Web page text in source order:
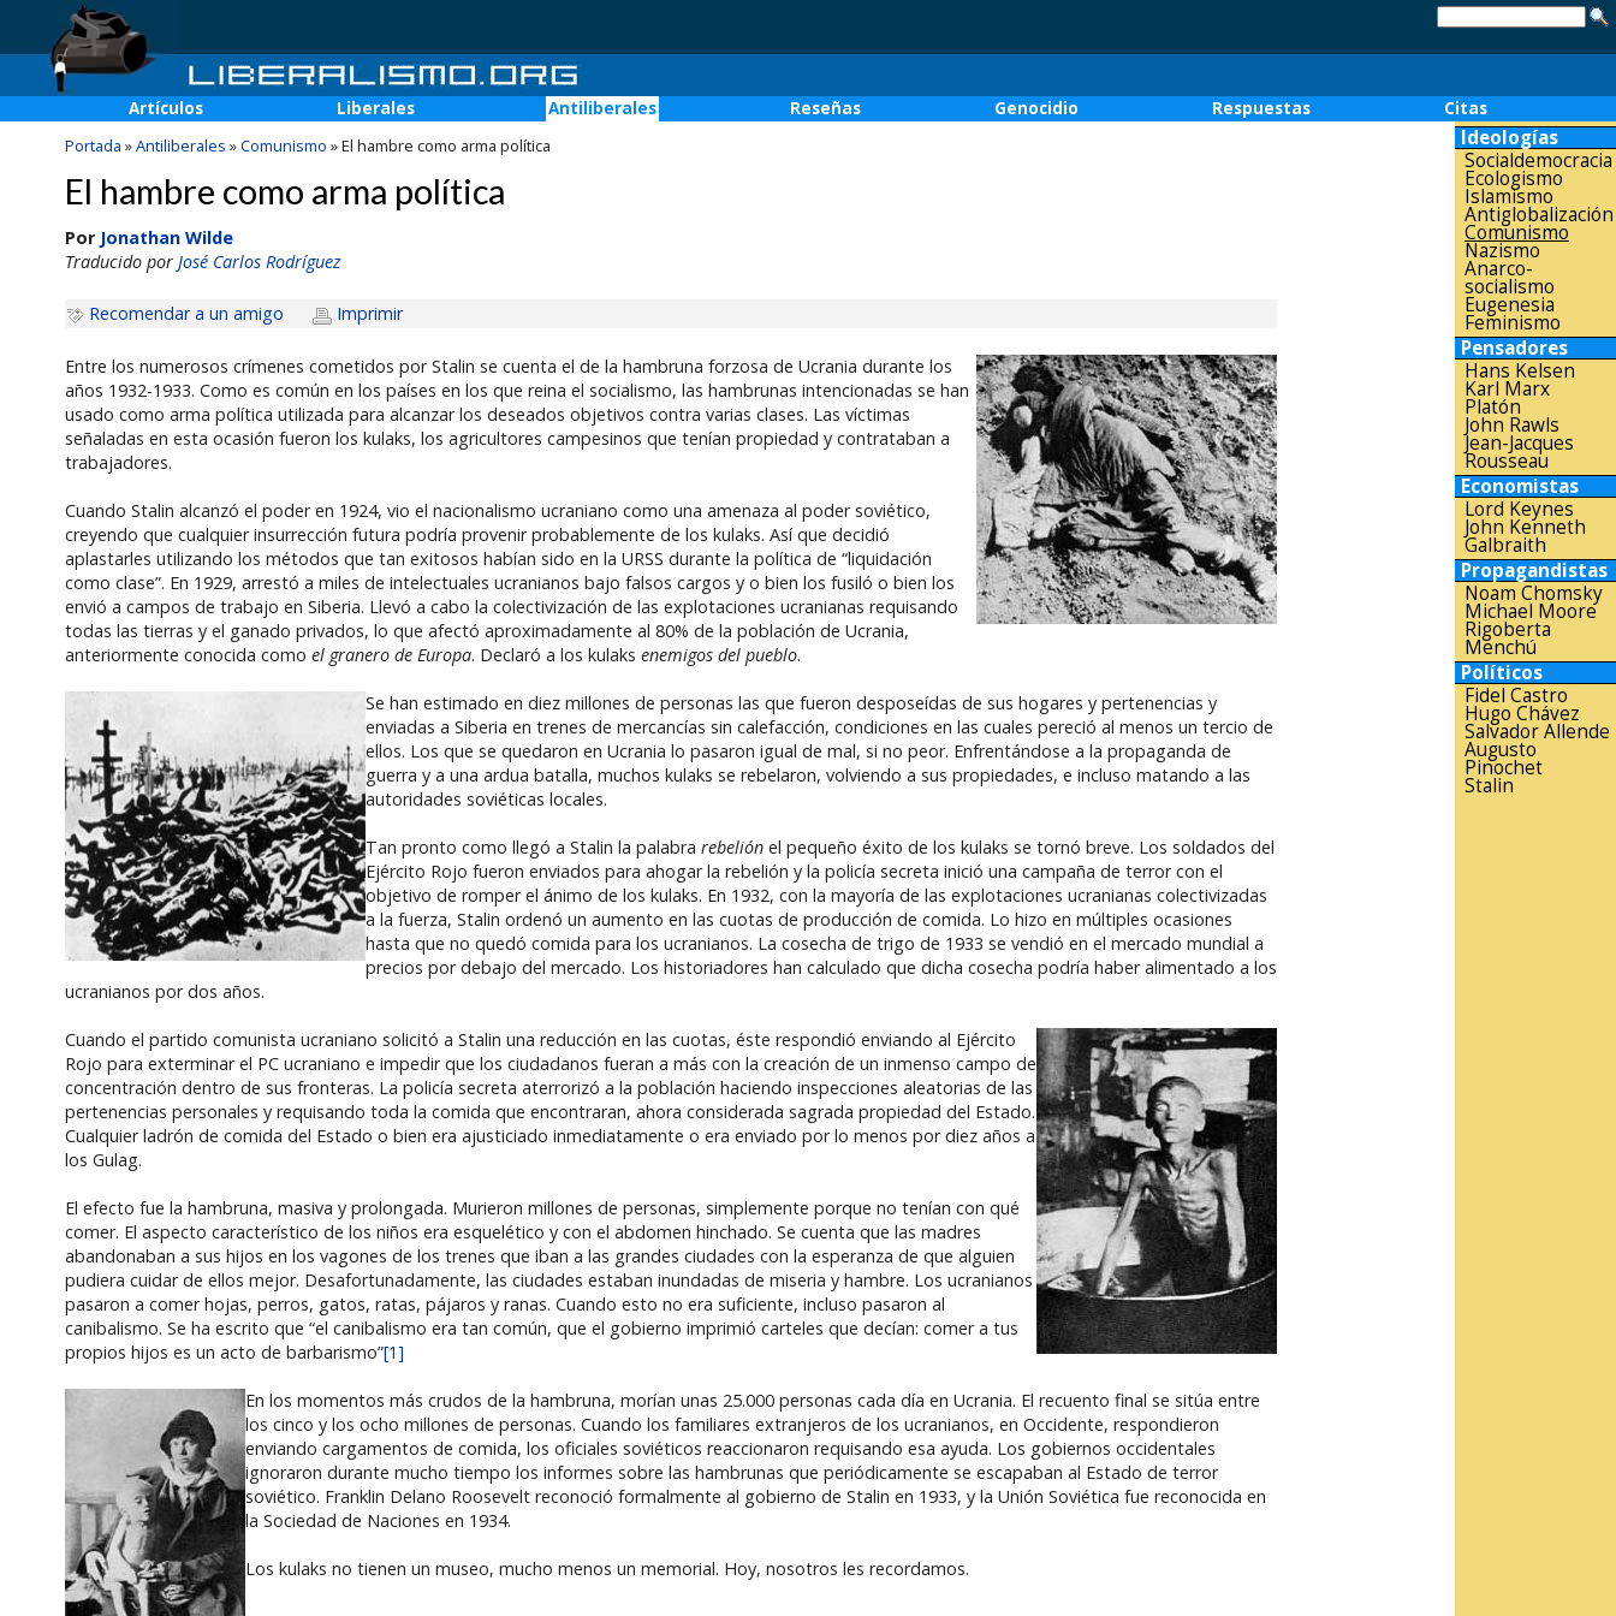
Artículos Liberales Antiliberales Reseñas Genocidio Respuestas
Citas
Portada »Antiliberales »Comunismo »El hambre como arma política
El hambre como arma política
Por Jonathan Wilde
Traducido por José Carlos Rodríguez
Recomendar a un amigo Imprimir
Entre los numerosos crímenes cometidos por Stalin se cuenta el de la hambruna forzosa de Ucrania durante los
años 1932-1933. Como es común en los países en los que reina el socialismo, las hambrunas intencionadas se han
usado como arma política utilizada para alcanzar los deseados objetivos contra varias clases. Las víctimas
señaladas en esta ocasión fueron los kulaks, los agricultores campesinos que tenían propiedad y contrataban a
trabajadores.
Cuando Stalin alcanzó el poder en 1924, vio el nacionalismo ucraniano como una amenaza al poder soviético,
creyendo que cualquier insurrección futura podría provenir probablemente de los kulaks. Así que decidió
aplastarles utilizando los métodos que tan exitosos habían sido en la URSS durante la política de “liquidación
como clase”. En 1929, arrestó a miles de intelectuales ucranianos bajo falsos cargos y o bien los fusiló o bien los
envió a campos de trabajo en Siberia. Llevó a cabo la colectivización de las explotaciones ucranianas requisando
todas las tierras y el ganado privados, lo que afectó aproximadamente al 80% de la población de Ucrania,
anteriormente conocida como el granero de Europa. Declaró a los kulaks enemigos del pueblo.
Se han estimado en diez millones de personas las que fueron desposeídas de sus hogares y pertenencias y
enviadas a Siberia en trenes de mercancías sin calefacción, condiciones en las cuales pereció al menos un tercio de
ellos. Los que se quedaron en Ucrania lo pasaron igual de mal, si no peor. Enfrentándose a la propaganda de
guerra y a una ardua batalla, muchos kulaks se rebelaron, volviendo a sus propiedades, e incluso matando a las
autoridades soviéticas locales.
Tan pronto como llegó a Stalin la palabra rebeliónel pequeño éxito de los kulaks se tornó breve. Los soldados del
Ejército Rojo fueron enviados para ahogar la rebelión y la policía secreta inició una campaña de terror con el
objetivo de romper el ánimo de los kulaks. En 1932, con la mayoría de las explotaciones ucranianas colectivizadas
a la fuerza, Stalin ordenó un aumento en las cuotas de producción de comida. Lo hizo en múltiples ocasiones
hasta que no quedó comida para los ucranianos. La cosecha de trigo de 1933 se vendió en el mercado mundial a
precios por debajo del mercado. Los historiadores han calculado que dicha cosecha podría haber alimentado a los
ucranianos por dos años.
Cuando el partido comunista ucraniano solicitó a Stalin una reducción en las cuotas, éste respondió enviando al Ejército
Rojo para exterminar el PC ucraniano e impedir que los ciudadanos fueran a más con la creación de un inmenso campo de
concentración dentro de sus fronteras. La policía secreta aterrorizó a la población haciendo inspecciones aleatorias de las
pertenencias personales y requisando toda la comida que encontraran, ahora considerada sagrada propiedad del Estado.
Cualquier ladrón de comida del Estado o bien era ajusticiado inmediatamente o era enviado por lo menos por diez años a
los Gulag.
El efecto fue la hambruna, masiva y prolongada. Murieron millones de personas, simplemente porque no tenían con qué
comer. El aspecto característico de los niños era esquelético y con el abdomen hinchado. Se cuenta que las madres
abandonaban a sus hijos en los vagones de los trenes que iban a las grandes ciudades con la esperanza de que alguien
pudiera cuidar de ellos mejor. Desafortunadamente, las ciudades estaban inundadas de miseria y hambre. Los ucranianos
pasaron a comer hojas, perros, gatos, ratas, pájaros y ranas. Cuando esto no era suficiente, incluso pasaron al
canibalismo. Se ha escrito que “el canibalismo era tan común, que el gobierno imprimió carteles que decían: comer a tus
propios hijos es un acto de barbarismo”[1]
En los momentos más crudos de la hambruna, morían unas 25.000 personas cada día en Ucrania. El recuento final se sitúa entre
los cinco y los ocho millones de personas. Cuando los familiares extranjeros de los ucranianos, en Occidente, respondieron
enviando cargamentos de comida, los oficiales soviéticos reaccionaron requisando esa ayuda. Los gobiernos occidentales
ignoraron durante mucho tiempo los informes sobre las hambrunas que periódicamente se escapaban al Estado de terror
soviético. Franklin Delano Roosevelt reconoció formalmente al gobierno de Stalin en 1933, y la Unión Soviética fue reconocida en
la Sociedad de Naciones en 1934.
Los kulaks no tienen un museo, mucho menos un memorial. Hoy, nosotros les recordamos.
Ideologías
Socialdemocracia
Ecologismo
Islamismo
Antiglobalización
Comunismo
Nazismo
Anarco-
socialismo
Eugenesia
Feminismo
Pensadores
Hans Kelsen
Karl Marx
Platón
John Rawls
Jean-Jacques
Rousseau
Economistas
Lord Keynes
John Kenneth
Galbraith
Propagandistas
Noam Chomsky
Michael Moore
Rigoberta
Menchú
Políticos
Fidel Castro
Hugo Chávez
Salvador Allende
Augusto
Pinochet
Stalin